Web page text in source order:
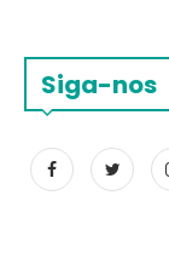
Siga-nos